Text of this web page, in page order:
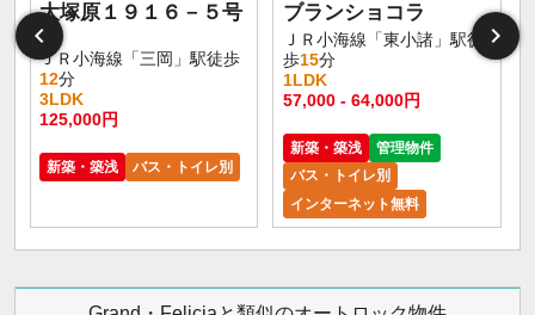
大塚原１９１６－５号
棟
ＪＲ小海線「三岡」駅徒歩
12分
3LDK
125,000円
新築・築浅 バス・トイレ別
ブランショコラ
ＪＲ小海線「東小諸」駅徒
歩15分
1LDK
57,000 - 64,000円
新築・築浅
管理物件
バス・トイレ別
インターネット無料